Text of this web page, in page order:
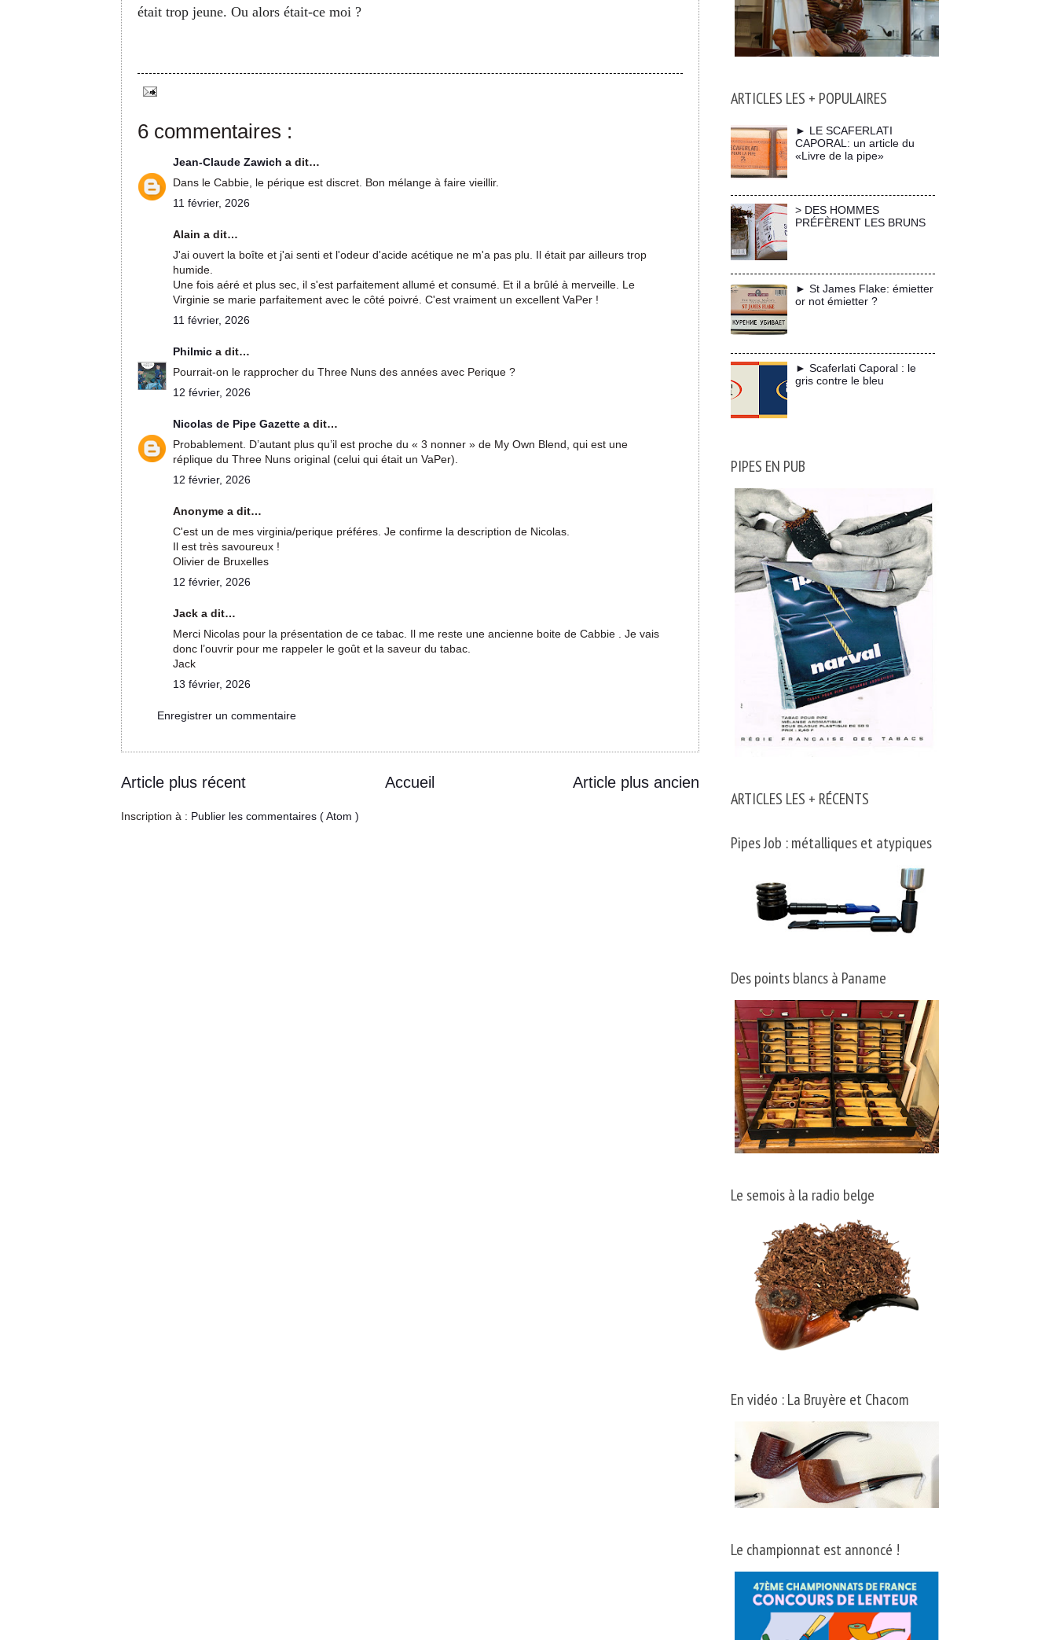
était trop jeune. Ou alors était-ce moi ?
6 commentaires :
Jean-Claude Zawicha dit…
Dans le Cabbie, le périque est discret. Bon mélange à faire vieillir.
11 février, 2026
Alain a dit…
J'ai ouvert la boîte et j'ai senti et l'odeur d'acide acétique ne m'a pas plu. Il était par ailleurs trop
humide.
Une fois aéré et plus sec, il s'est parfaitement allumé et consumé. Et il a brûlé à merveille. Le
Virginie se marie parfaitement avec le côté poivré. C'est vraiment un excellent VaPer !
11 février, 2026
Philmica dit…
Pourrait-on le rapprocher du Three Nuns des années avec Perique ?
12 février, 2026
Nicolas de Pipe Gazettea dit…
Probablement. D’autant plus qu’il est proche du « 3 nonner » de My Own Blend, qui est une
réplique du Three Nuns original (celui qui était un VaPer).
12 février, 2026
Anonyme a dit…
C'est un de mes virginia/perique préféres. Je confirme la description de Nicolas.
Il est très savoureux !
Olivier de Bruxelles
12 février, 2026
Jack a dit…
Merci Nicolas pour la présentation de ce tabac. Il me reste une ancienne boite de Cabbie . Je vais
donc l’ouvrir pour me rappeler le goût et la saveur du tabac.
Jack
13 février, 2026
Enregistrer un commentaire
Article plus récent Article plus ancien
Accueil
Inscription à : Publier les commentaires ( Atom )
ARTICLES LES + POPULAIRES
► LE SCAFERLATI
CAPORAL: un article du
«Livre de la pipe»
> DES HOMMES
PRÉFÈRENT LES BRUNS
► St James Flake: émietter
or not émietter ?
► Scaferlati Caporal : le
gris contre le bleu
PIPES EN PUB
ARTICLES LES + RÉCENTS
Pipes Job : métalliques et atypiques
Des points blancs à Paname
Le semois à la radio belge
En vidéo : La Bruyère et Chacom
Le championnat est annoncé !